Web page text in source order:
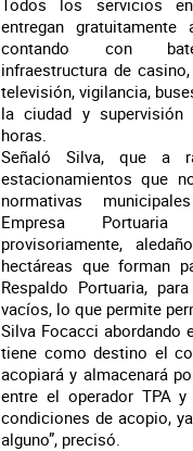
Todos los servicios
entregan
contando con
infraestructura de
televisión, vigilancia,
la ciudad y supervisión
horas.
Señaló Silva, que a
estacionamientos que
normativas
Empresa
provisoriamente,
hectáreas que forman
Respaldo Portuaria,
vacíos, lo que permite
Silva Focacci
tiene como destino el
acopiará y almacenará
entre el operador TPA
condiciones de acopio,
alguno”, precisó.